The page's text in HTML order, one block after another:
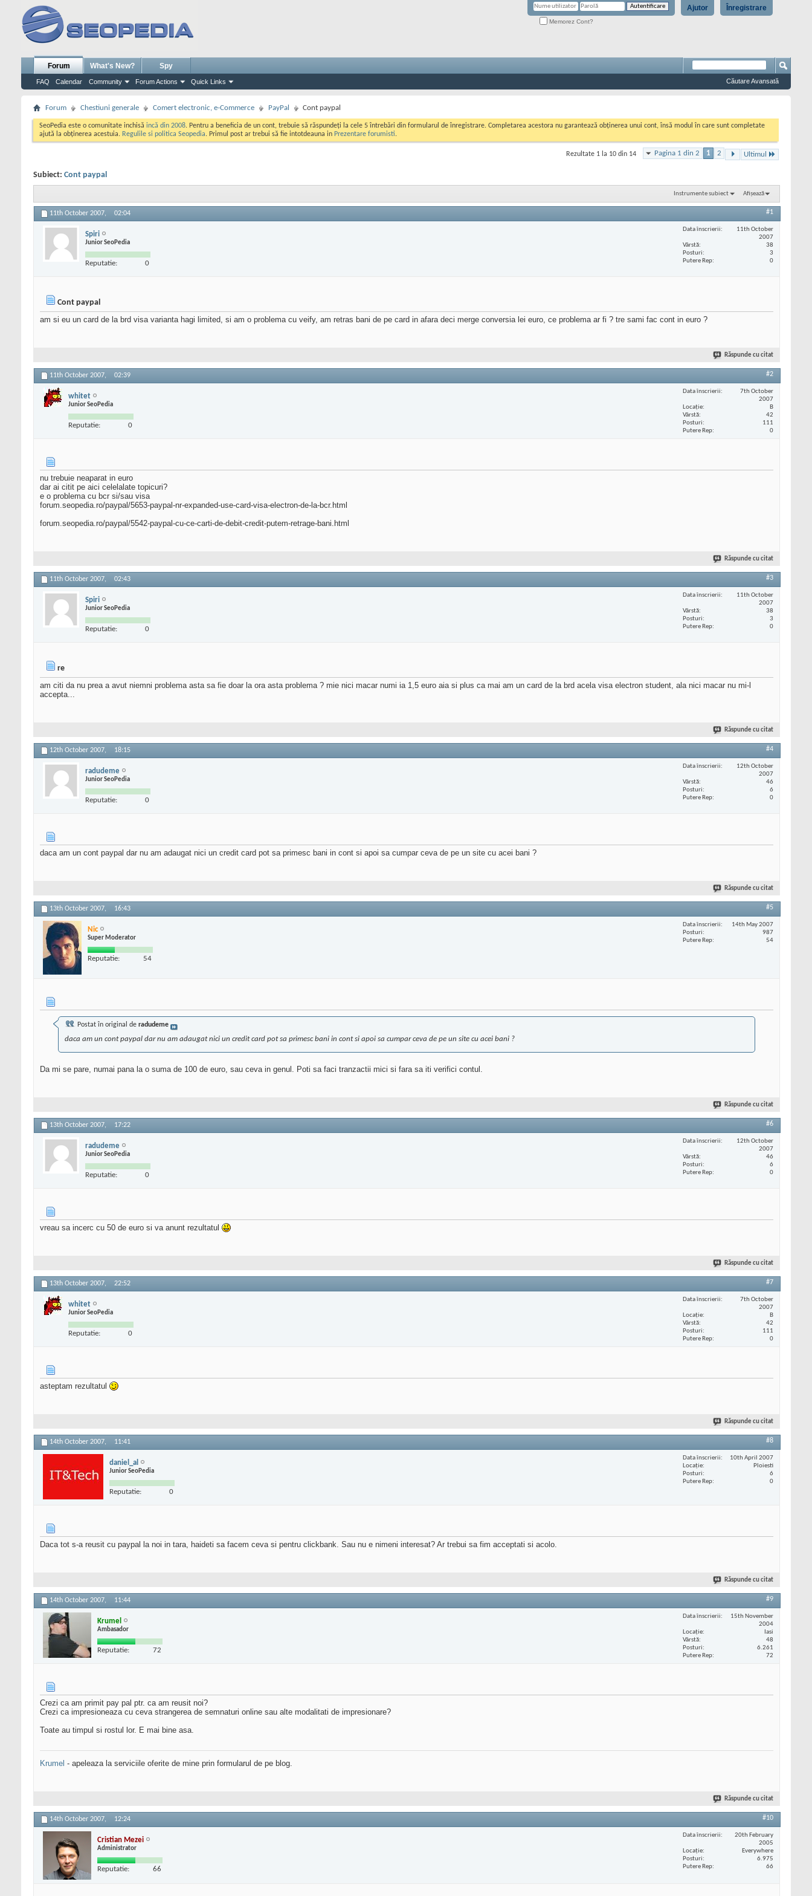
Înregistrare
Ajutor
Memorez Cont?
Forum
FAQ Calendar Community Forum Actions Quick Links
What's New? Spy
Căutare Avansată
Forum Chestiuni generale Comert electronic, e-Commerce PayPal Cont paypal
SeoPedia este o comunitate inchisă incă din 2008. Pentru a beneficia de un cont, trebuie să răspundeți la cele 5 întrebări din formularul de înregistrare. Completarea acestora nu garantează obținerea unui cont, însă modul în care sunt completate
ajută la obținerea acestuia. Regulile si politica Seopedia. Primul post ar trebui să fie intotdeauna in Prezentare forumisti.
Pagina 1 din 2 1 2 Ultimul
Rezultate 1 la 10 din 14
Subiect: Cont paypal
Instrumente subiect Afișează
11th October 2007, 02:04 #1
Spiri
Junior SeoPedia
Reputatie: 0
Data înscrierii
11th October
2007
Vârstă
38
Posturi
3
Putere Rep
0
Cont paypal
am si eu un card de la brd visa varianta hagi limited, si am o problema cu veify, am retras bani de pe card in afara deci merge conversia lei euro, ce problema ar fi ? tre sami fac cont in euro ?
Răspunde cu citat
11th October 2007, 02:39 #2
whitet
Junior SeoPedia
Reputatie: 0
Data înscrierii
7th October
2007
Locaţie
B
Vârstă
42
Posturi
111
Putere Rep
0
nu trebuie neaparat in euro
dar ai citit pe aici celelalate topicuri?
e o problema cu bcr si/sau visa
forum.seopedia.ro/paypal/5653-paypal-nr-expanded-use-card-visa-electron-de-la-bcr.html
forum.seopedia.ro/paypal/5542-paypal-cu-ce-carti-de-debit-credit-putem-retrage-bani.html
Răspunde cu citat
11th October 2007, 02:43 #3
Spiri
Junior SeoPedia
Reputatie: 0
Data înscrierii
11th October
2007
Vârstă
38
Posturi
3
Putere Rep
0
re
am citi da nu prea a avut niemni problema asta sa fie doar la ora asta problema ? mie nici macar numi ia 1,5 euro aia si plus ca mai am un card de la brd acela visa electron student, ala nici macar nu mi-l
accepta...
Răspunde cu citat
12th October 2007, 18:15 #4
radudeme
Junior SeoPedia
Reputatie: 0
Data înscrierii
12th October
2007
Vârstă
46
Posturi
6
Putere Rep
0
daca am un cont paypal dar nu am adaugat nici un credit card pot sa primesc bani in cont si apoi sa cumpar ceva de pe un site cu acei bani ?
Răspunde cu citat
13th October 2007, 16:43 #5
Nic
Super Moderator
Reputatie: 54
Data înscrierii
14th May 2007
Posturi
987
Putere Rep
54
Postat în original de radudeme
daca am un cont paypal dar nu am adaugat nici un credit card pot sa primesc bani in cont si apoi sa cumpar ceva de pe un site cu acei bani ?
Da mi se pare, numai pana la o suma de 100 de euro, sau ceva in genul. Poti sa faci tranzactii mici si fara sa iti verifici contul.
Răspunde cu citat
13th October 2007, 17:22 #6
radudeme
Junior SeoPedia
Reputatie: 0
Data înscrierii
12th October
2007
Vârstă
46
Posturi
6
Putere Rep
0
vreau sa incerc cu 50 de euro si va anunt rezultatul
Răspunde cu citat
13th October 2007, 22:52 #7
whitet
Junior SeoPedia
Reputatie: 0
Data înscrierii
7th October
2007
Locaţie
B
Vârstă
42
Posturi
111
Putere Rep
0
asteptam rezultatul
Răspunde cu citat
14th October 2007, 11:41 #8
daniel_al
Junior SeoPedia
Reputatie: 0
Data înscrierii
10th April 2007
Locaţie
Ploiesti
Posturi
6
Putere Rep
0
Daca tot s-a reusit cu paypal la noi in tara, haideti sa facem ceva si pentru clickbank. Sau nu e nimeni interesat? Ar trebui sa fim acceptati si acolo.
Răspunde cu citat
14th October 2007, 11:44 #9
Krumel
Ambasador
Reputatie: 72
Data înscrierii
15th November
2004
Locaţie
Iasi
Vârstă
48
Posturi
6.261
Putere Rep
72
Crezi ca am primit pay pal ptr. ca am reusit noi?
Crezi ca impresioneaza cu ceva strangerea de semnaturi online sau alte modalitati de impresionare?
Toate au timpul si rostul lor. E mai bine asa.
Krumel - apeleaza la serviciile oferite de mine prin formularul de pe blog.
Răspunde cu citat
14th October 2007, 12:24 #10
Cristian Mezei
Administrator
Reputatie: 66
Data înscrierii
20th February
2005
Locaţie
Everywhere
Posturi
6.975
Putere Rep
66